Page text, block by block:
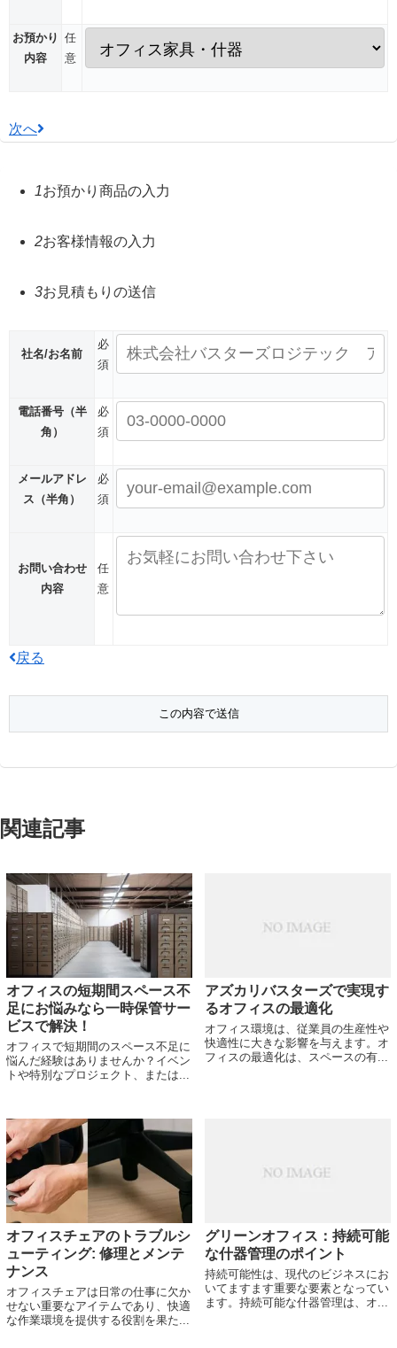
お預かり
内容
任
意
次へ
1お預かり商品の入力
2お客様情報の入力
3お見積もりの送信
社名/お名前
必
須
電話番号（半
角）
必
須
メールアドレ
ス （半角）
必
須
お問い合わせ
内容
任
意
戻る
関連記事
オフィスの短期間スペース不
足にお悩みなら一時保管サー
ビスで解決！
オフィスで短期間のスペース不足に
悩んだ経験はありませんか？イベン
トや特別なプロジェクト、または...
アズカリバスターズで実現す
るオフィスの最適化
オフィス環境は、従業員の生産性や
快適性に大きな影響を与えます。オ
フィスの最適化は、スペースの有...
オフィスチェアのトラブルシ
ューティング: 修理とメンテ
ナンス
オフィスチェアは日常の仕事に欠か
せない重要なアイテムであり、快適
な作業環境を提供する役割を果た...
グリーンオフィス：持続可能
な什器管理のポイント
持続可能性は、現代のビジネスにお
いてますます重要な要素となってい
ます。持続可能な什器管理は、オ...